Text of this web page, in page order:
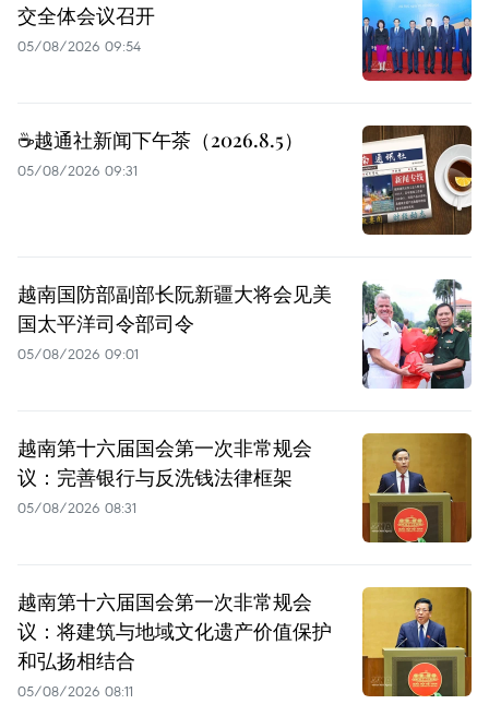
交全体会议召开
05/08/2026 09:54
☕️越通社新闻下午茶（2026.8.5）
05/08/2026 09:31
越南国防部副部长阮新疆大将会见美
国太平洋司令部司令
05/08/2026 09:01
越南第十六届国会第一次非常规会
议：完善银行与反洗钱法律框架
05/08/2026 08:31
越南第十六届国会第一次非常规会
议：将建筑与地域文化遗产价值保护
和弘扬相结合
05/08/2026 08:11